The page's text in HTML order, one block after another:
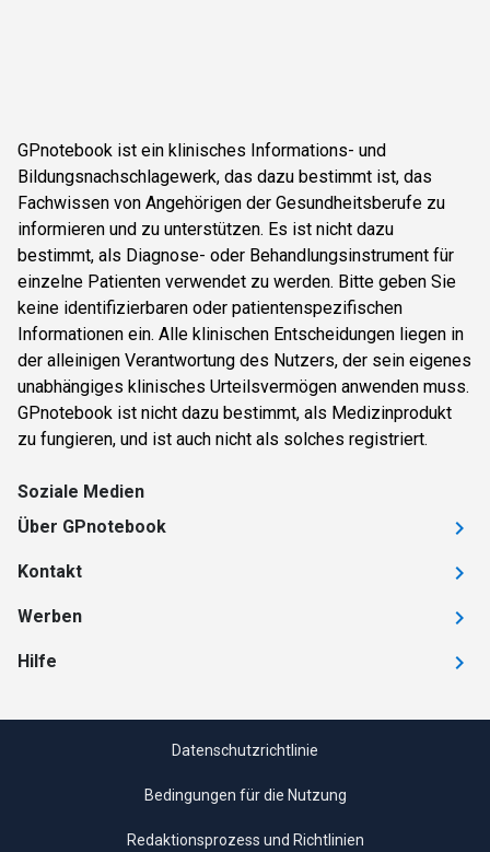
GPnotebook ist ein klinisches Informations- und
Bildungsnachschlagewerk, das dazu bestimmt ist, das
Fachwissen von Angehörigen der Gesundheitsberufe zu
informieren und zu unterstützen. Es ist nicht dazu
bestimmt, als Diagnose- oder Behandlungsinstrument für
einzelne Patienten verwendet zu werden. Bitte geben Sie
keine identifizierbaren oder patientenspezifischen
Informationen ein. Alle klinischen Entscheidungen liegen in
der alleinigen Verantwortung des Nutzers, der sein eigenes
unabhängiges klinisches Urteilsvermögen anwenden muss.
GPnotebook ist nicht dazu bestimmt, als Medizinprodukt
zu fungieren, und ist auch nicht als solches registriert.
Soziale Medien
Über GPnotebook
Kontakt
Werben
Hilfe
Datenschutzrichtlinie
Bedingungen für die Nutzung
Redaktionsprozess und Richtlinien